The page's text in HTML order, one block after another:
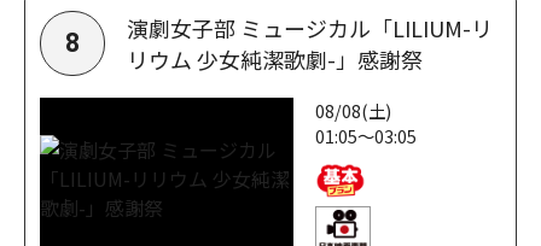
8
演劇女子部 ミュージカル「LILIUM-リ
リウム 少女純潔歌劇-」感謝祭
08/08(土)
01:05～03:05